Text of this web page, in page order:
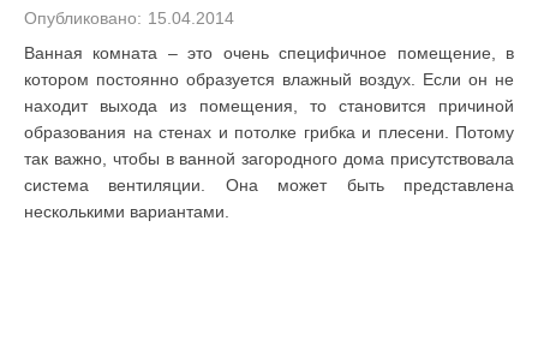
Опубликовано: 15.04.2014
Ванная комната – это очень специфичное помещение, в
котором постоянно образуется влажный воздух. Если он не
находит выхода из помещения, то становится причиной
образования на стенах и потолке грибка и плесени. Потому
так важно, чтобы в ванной загородного дома присутствовала
система вентиляции. Она может быть представлена
несколькими вариантами.